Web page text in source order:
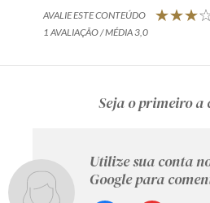
AVALIE ESTE CONTEÚDO
1 AVALIAÇÃO / MÉDIA 3,0
Seja o primeiro a
Utilize sua conta
Google para